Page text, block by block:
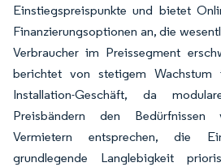
Einstiegspreispunkte und bietet
Finanzierungsoptionen an, die
Verbraucher im Preissegment
berichtet von stetigem Wachstum
Installation-Geschäft, da
Preisbändern den
Vermietern entsprechen, die
grundlegende Langlebigkeit